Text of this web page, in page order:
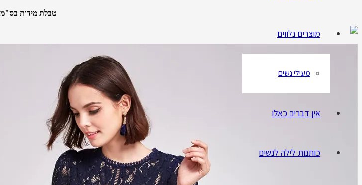
מוצרים נלווים
מעילי נשים
אין דברים כאלו
כותנות לילה לנשים
טבלת מידות בס"מ